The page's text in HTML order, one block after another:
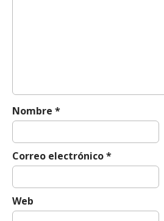
Nombre *
Correo electrónico*
Web